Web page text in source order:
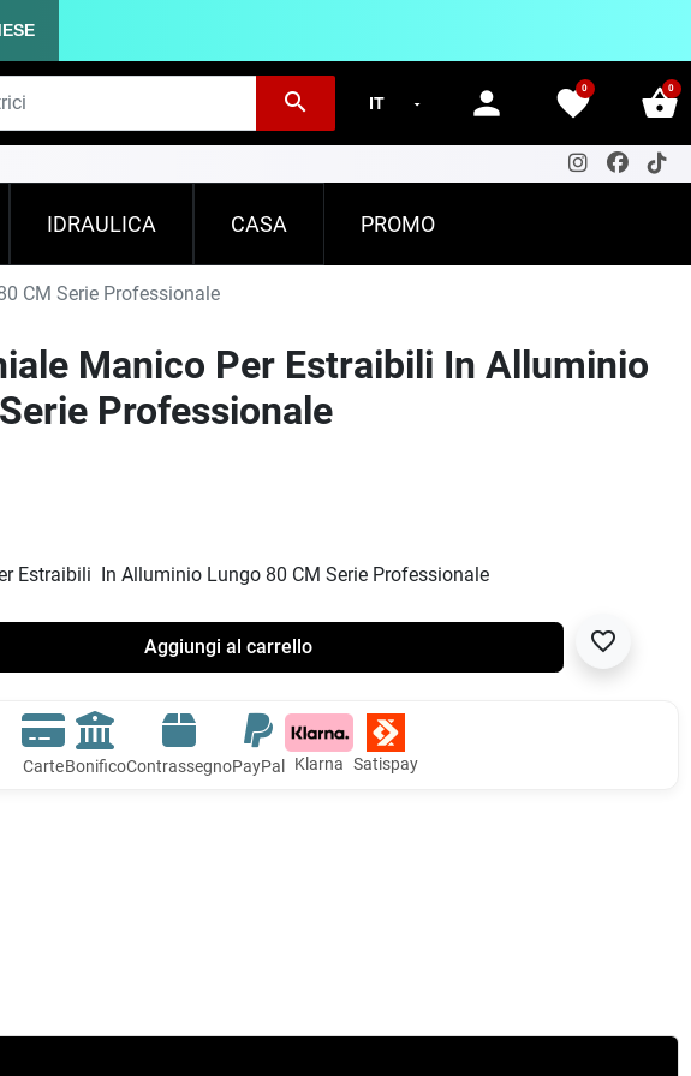
search person favorite
0 shopping_basket
0
IDRAULICA CASA PROMO
CM Serie Professionale
Manico Per Estraibili In Alluminio
Professionale
Estraibili In Alluminio Lungo 80 CM Serie Professionale
Aggiungi al carrello favorite_border
CarteBonificoContrassegnoPayPal Klarna Satispay